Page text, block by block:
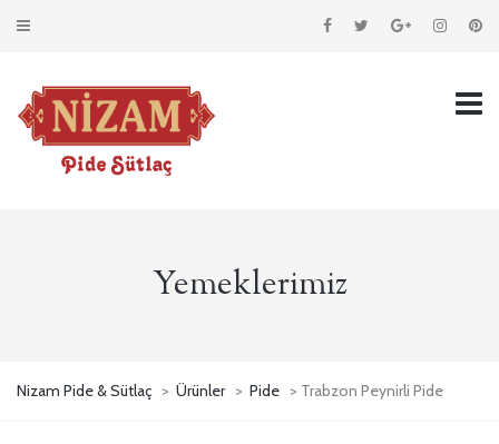
Yemeklerimiz
Nizam Pide & Sütlaç > Ürünler > Pide > Trabzon Peynirli Pide